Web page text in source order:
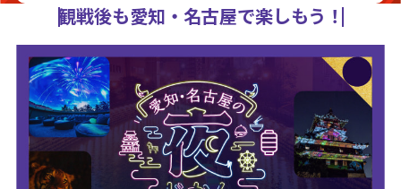
観戦後も愛知・名古屋で楽しもう！